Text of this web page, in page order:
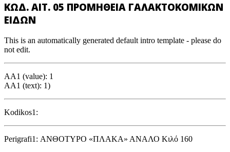
ΚΩΔ. ΑΙΤ. 05 ΠΡΟΜΗΘΕΙΑ ΓΑΛΑΚΤΟΚΟΜΙΚΩΝ
ΕΙΔΩΝ
This is an automatically generated default intro template - please do
not edit.
AA1 (value): 1
AA1 (text): 1)
Kodikos1:
Perigrafi1: ΑΝΘΟΤΥΡΟ «ΠΛΑΚΑ» ΑΝΑΛΟ Κιλό 160